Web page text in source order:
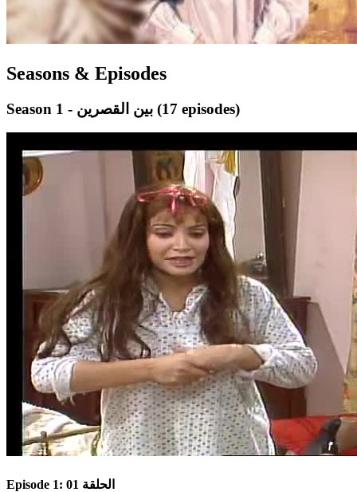
Seasons & Episodes
(17 episodes)
Episode 1: الحلقة 01